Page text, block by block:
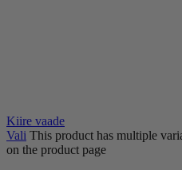
Kiire vaade
Vali This product has multiple
on the product page